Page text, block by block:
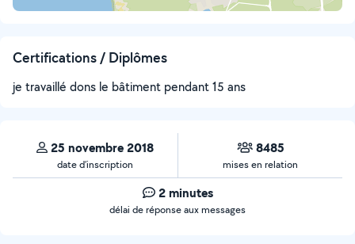
Certifications / Diplômes
je travaillé dons le bâtiment pendant 15 ans
25 novembre 2018
date d’inscription
8485
mises en relation
2 minutes
délai de réponse aux messages